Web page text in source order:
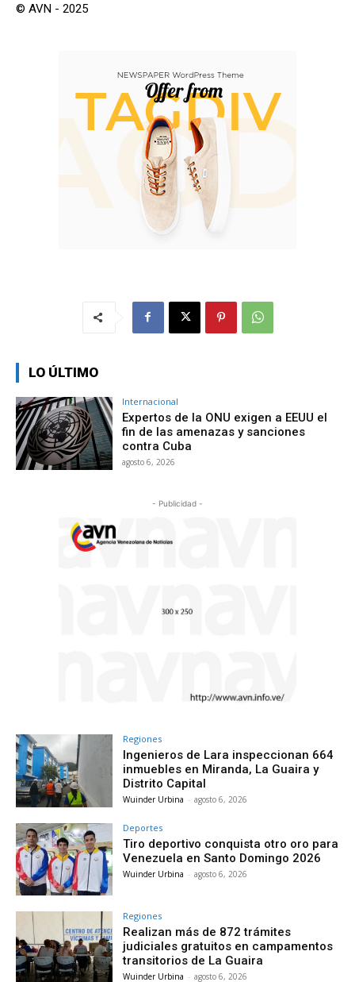
© AVN - 2025
LO ÚLTIMO
Internacional
Expertos de la ONU exigen a EEUU el
fin de las amenazas y sanciones
contra Cuba
agosto 6, 2026
- Publicidad -
Regiones
Ingenieros de Lara inspeccionan 664
inmuebles en Miranda, La Guaira y
Distrito Capital
Wuinder Urbina - agosto 6, 2026
Deportes
Tiro deportivo conquista otro oro para
Venezuela en Santo Domingo 2026
Wuinder Urbina - agosto 6, 2026
Regiones
Realizan más de 872 trámites
judiciales gratuitos en campamentos
transitorios de La Guaira
Wuinder Urbina - agosto 6, 2026